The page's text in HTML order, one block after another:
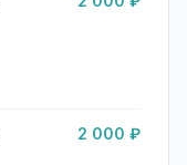
2 000 ₽